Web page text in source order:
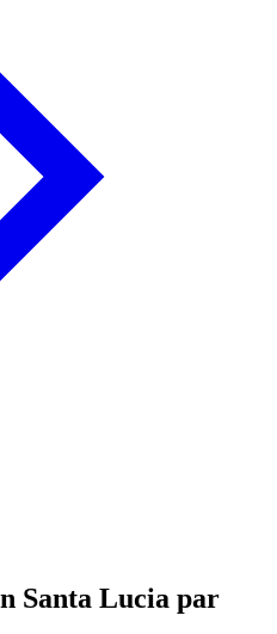
Santa Lucia par